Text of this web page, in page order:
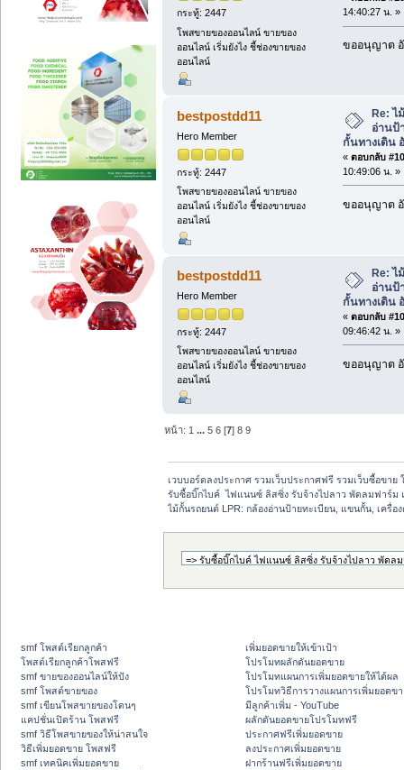
กระทู้: 2447
โพสขายของออนไลน์ ขายของ
ออนไลน์ เริ่มยังไง ชี้ช่องขายของ
ออนไลน์
14:40:27 น. »
ขออนุญาต
bestpostdd11
Hero Member
กระทู้: 2447
โพสขายของออนไลน์ ขายของ
ออนไลน์ เริ่มยังไง ชี้ช่องขายของ
ออนไลน์
Re: ไ
อ่านป้
กั้นทางเดิน
« ตอบกลับ
10:49:06 น. »
ขออนุญาต
bestpostdd11
Hero Member
กระทู้: 2447
โพสขายของออนไลน์ ขายของ
ออนไลน์ เริ่มยังไง ชี้ช่องขายของ
ออนไลน์
Re: ไ
อ่านป้
กั้นทางเดิน
« ตอบกลับ
09:46:42 น. »
ขออนุญาต
หน้า: 1 ...5 6 [7]8 9
เวบบอร์ดลงประกาศ รวมเว็บประกาศฟรี รวมเว็บซื้อขาย
รับซื้อบิ๊กไบค์  ไฟแนนซ์ ลิสซิ่ง รับจ้างไปลาว พัดลมฟาร์
ไม้กั้นรถยนต์ LPR: กล้องอ่านป้ายทะเบียน, แขนกั้น, เครื่อ
smf โพสต์เรียกลูกค้า
โพสต์เรียกลูกค้าโพสฟรี
smf ขายของออนไลน์ให้ปัง
smf โพสต์ขายของ
smf เขียนโพสขายของโดนๆ
แคปชั่นเปิดร้าน โพสฟรี
smf วิธีโพสขายของให้น่าสนใจ
วิธีเพิ่มยอดขาย โพสฟรี
smf เทคนิคเพิ่มยอดขาย
เพิ่มยอดขายให้เข้าเป้า
โปรโมทผลักดันยอดขาย
โปรโมทแผนการเพิ่มยอดขายให้ได้ผล
โปรโมทวิธีการวางแผนการเพิ่มยอดข
มีลูกค้าเพิ่ม - YouTube
ผลักดันยอดขายโปรโมทฟรี
ประกาศฟรีเพิ่มยอดขาย
ลงประกาศเพิ่มยอดขาย
ฝากร้านฟรีเพิ่มยอดขาย